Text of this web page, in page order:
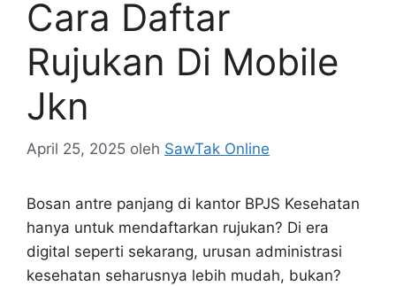
Cara Daftar
Rujukan Di Mobile
Jkn
April 25, 2025 oleh SawTak Online
Bosan antre panjang di kantor BPJS Kesehatan
hanya untuk mendaftarkan rujukan? Di era
digital seperti sekarang, urusan administrasi
kesehatan seharusnya lebih mudah, bukan?